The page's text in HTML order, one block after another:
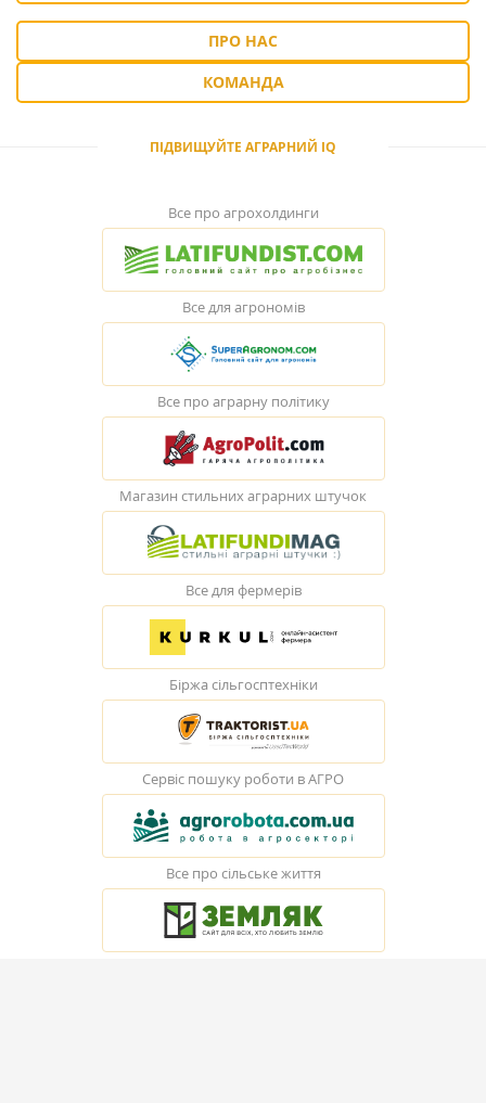
ПРО НАС
КОМАНДА
ПІДВИЩУЙТЕ АГРАРНИЙ IQ
Все про агрохолдинги
Все для агрономів
Все про аграрну політику
Магазин стильних аграрних штучок
Все для фермерів
Біржа сільгосптехніки
Сервіс пошуку роботи в АГРО
Все про сільське життя